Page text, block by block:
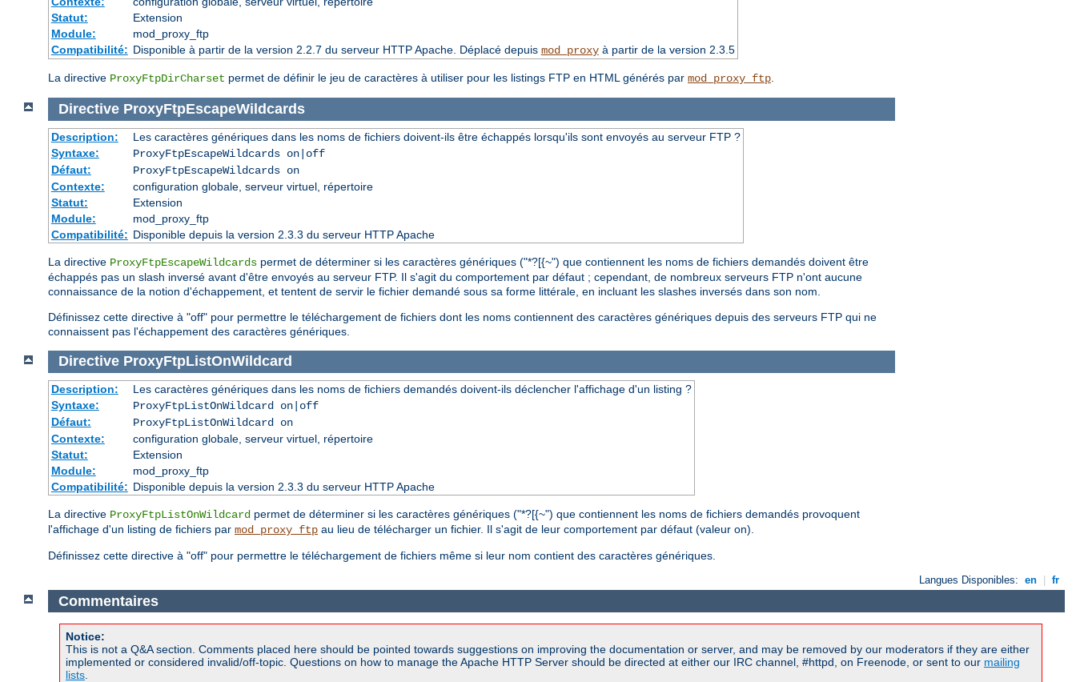
Statut:
Extension
Module:
mod_proxy_ftp
Compatibilité: Disponible à partir de la version 2.2.7 du serveur HTTP Apache. Déplacé depuis mod_proxyà partir de la version 2.3.5
La directive ProxyFtpDirCharset permet de définir le jeu de caractères à utiliser pour les listings FTP en HTML générés par mod_proxy_ftp
Directive ProxyFtpEscapeWildcards
Description:
Les caractères génériques dans les noms de fichiers doivent-ils être échappés lorsqu'ils sont envoyés au serveur FTP ?
Syntaxe:
ProxyFtpEscapeWildcards on|off
Défaut:
ProxyFtpEscapeWildcards on
Contexte:
configuration globale, serveur virtuel, répertoire
Statut:
Extension
Module:
mod_proxy_ftp
Compatibilité: Disponible depuis la version 2.3.3 du serveur HTTP Apache
La directive ProxyFtpEscapeWildcards permet de déterminer si les caractères génériques ("*?[{~") que contiennent les noms de fichiers demandés doivent être
échappés pas un slash inversé avant d'être envoyés au serveur FTP. Il s'agit du comportement par défaut ; cependant, de nombreux serveurs FTP n'ont aucune
connaissance de la notion d'échappement, et tentent de servir le fichier demandé sous sa forme littérale, en incluant les slashes inversés dans son nom.
Définissez cette directive à "off" pour permettre le téléchargement de fichiers dont les noms contiennent des caractères génériques depuis des serveurs FTP qui ne
connaissent pas l'échappement des caractères génériques.
Directive ProxyFtpListOnWildcard
Description:
Les caractères génériques dans les noms de fichiers demandés doivent-ils déclencher l'affichage d'un listing ?
Syntaxe:
ProxyFtpListOnWildcard on|off
Défaut:
ProxyFtpListOnWildcard on
Contexte:
configuration globale, serveur virtuel, répertoire
Statut:
Extension
Module:
mod_proxy_ftp
Compatibilité: Disponible depuis la version 2.3.3 du serveur HTTP Apache
La directive ProxyFtpListOnWildcard permet de déterminer si les caractères génériques ("*?[{~") que contiennent les noms de fichiers demandés provoquent
l'affichage d'un listing de fichiers par mod_proxy_ftp au lieu de télécharger un fichier. Il s'agit de leur comportement par défaut (valeur on).
Définissez cette directive à "off" pour permettre le téléchargement de fichiers même si leur nom contient des caractères génériques.
Langues Disponibles: en fr
Commentaires
Notice:
This is not a Q&A section. Comments placed here should be pointed towards suggestions on improving the documentation or server, and may be removed by our moderators if they are either
implemented or considered invalid/off-topic. Questions on how to manage the Apache HTTP Server should be directed at either our IRC channel, #httpd, on Freenode, or sent to our mailing
lists